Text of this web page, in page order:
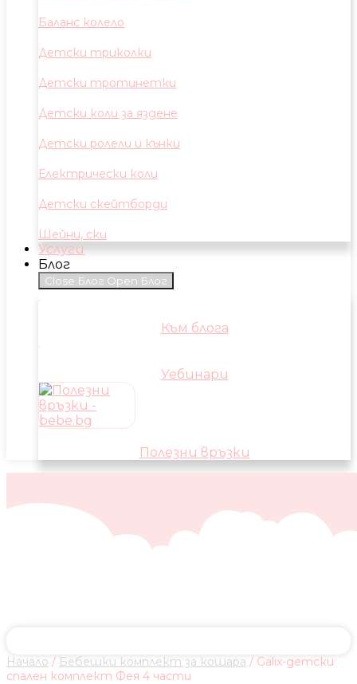
Баланс колело
Детски триколки
Детски тротинетки
Детски коли за яздене
Детски ролели и кънки
Електрически коли
Детски скейтборди
Шейни, ски
Услуги
Блог
Close Блог Open Блог
Към блога
Уебинари
Полезни връзки
Начало / Бебешки комплект за кошара / Galix-детски
спален комплект Фея 4 части